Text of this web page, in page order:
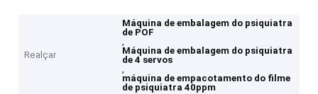
Realçar
Máquina de embalagem do psiquiatra
de POF
,
Máquina de embalagem do psiquiatra
de 4 servos
,
máquina de empacotamento do filme
de psiquiatra 40ppm